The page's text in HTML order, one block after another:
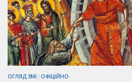
ОГЛЯД ЗМІ / ОФІЦІЙНО